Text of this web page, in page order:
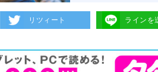
リツィート ラインを